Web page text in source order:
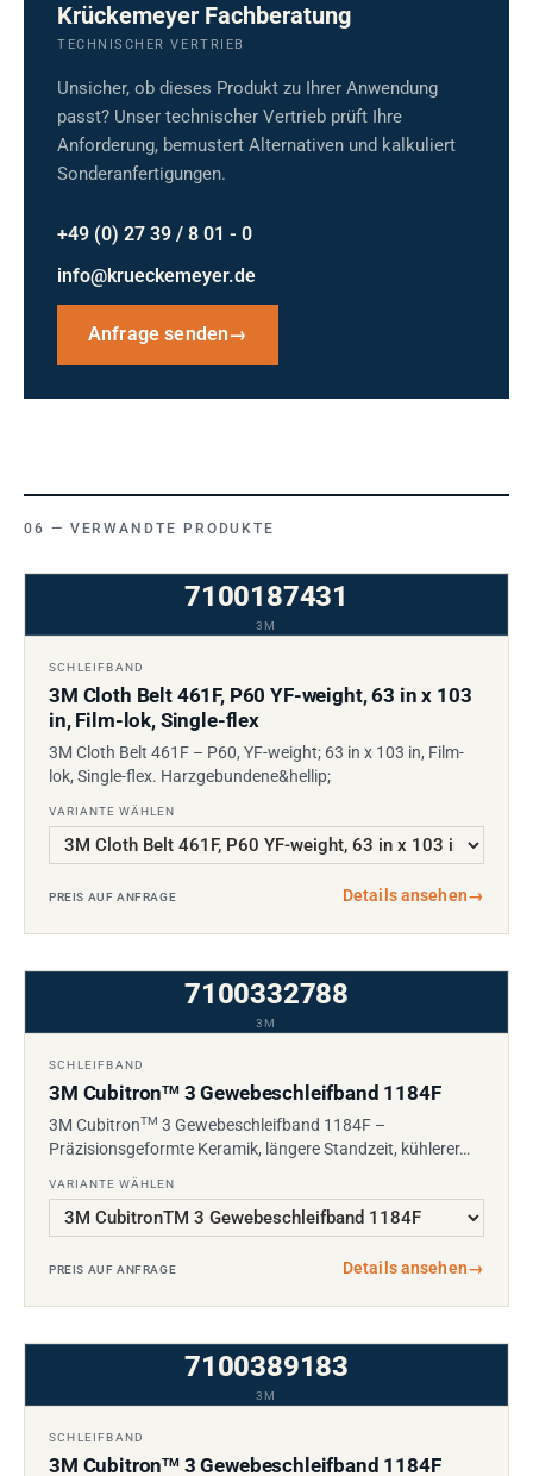
Krückemeyer Fachberatung
TECHNISCHER VERTRIEB
Unsicher, ob dieses Produkt zu Ihrer Anwendung
passt? Unser technischer Vertrieb prüft Ihre
Anforderung, bemustert Alternativen und kalkuliert
Sonderanfertigungen.
+49 (0) 27 39 / 8 01 - 0
info@krueckemeyer.de
Anfrage senden→
VERWANDTE PRODUKTE
7100187431
3M
SCHLEIFBAND
3M Cloth Belt 461F, P60 YF-weight, 63 in x 103
in, Film-lok, Single-flex
3M Cloth Belt 461F – P60, YF-weight; 63 in x 103 in, Film-
lok, Single-flex. Harzgebundene&hellip;
VARIANTE WÄHLEN
PREIS AUF ANFRAGE Details ansehen→
7100332788
3M
SCHLEIFBAND
3M CubitronTM3 Gewebeschleifband 1184F
3M CubitronTM 3 Gewebeschleifband 1184F –
Präzisionsgeformte Keramik, längere Standzeit, kühlerer…
VARIANTE WÄHLEN
PREIS AUF ANFRAGE Details ansehen→
7100389183
3M
SCHLEIFBAND
3M CubitronTM3 Gewebeschleifband 1184F